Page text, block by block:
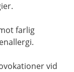
farlig
vid